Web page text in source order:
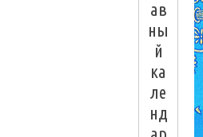
ав
ны
й
ка
ле
нд